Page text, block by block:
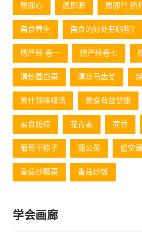
愿即心 愿即源 愿即行 药
斋食养生 斋食的好处有哪些？
楞严经 卷一 楞严经卷七
清炒圆白菜 清炒马齿苋
素什锦味噌汤 素食有益健康
素食防癌 花青素 茴香
葡萄⼲粽⼦ 蒲公英 虚空
香菇炒瓢菜 香菇炒饭
学会画廊